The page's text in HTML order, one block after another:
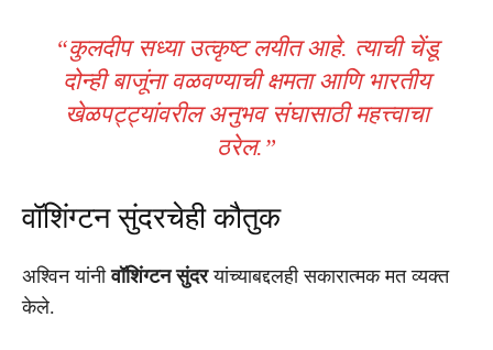
“कुलदीप सध्या उत्कृष्ट लयीत आहे. त्याची चेंडू
दोन्ही बाजूंना वळवण्याची क्षमता आणि भारतीय
खेळपट्ट्यांवरील अनुभव संघासाठी महत्त्वाचा
ठरेल.”
वॉशिंग्टन सुंदरचेही कौतुक
अश्विन यांनीवॉशिंग्टन सुंदरयांच्याबद्दलही सकारात्मक मत व्यक्त
केले.